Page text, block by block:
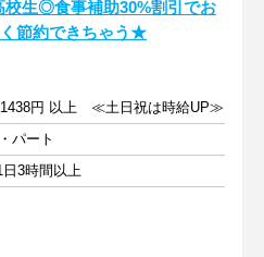
校生◎食事補助30%割引でお
節約できちゃう★
1438円 以上 ≪土日祝は時給UP≫
パート
3時間以上